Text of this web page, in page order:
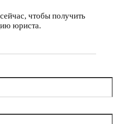
чтобы получить
юриста.